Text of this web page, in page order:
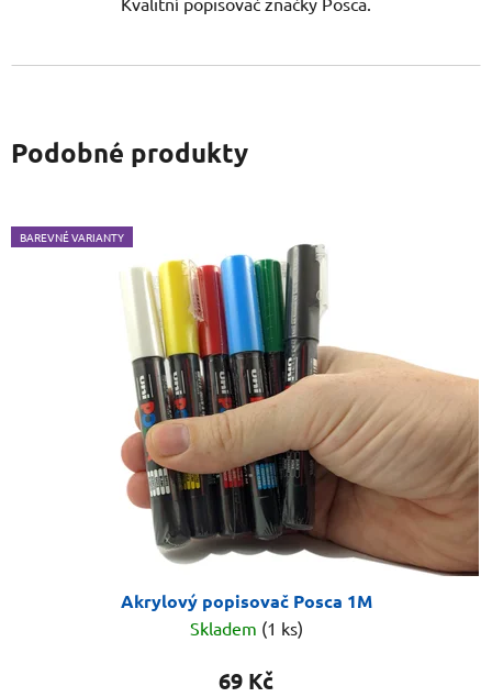
Podobné produkty
BAREVNÉ VARIANTY
Akrylový popisovač Posca 1M
Skladem (1 ks)
69 Kč